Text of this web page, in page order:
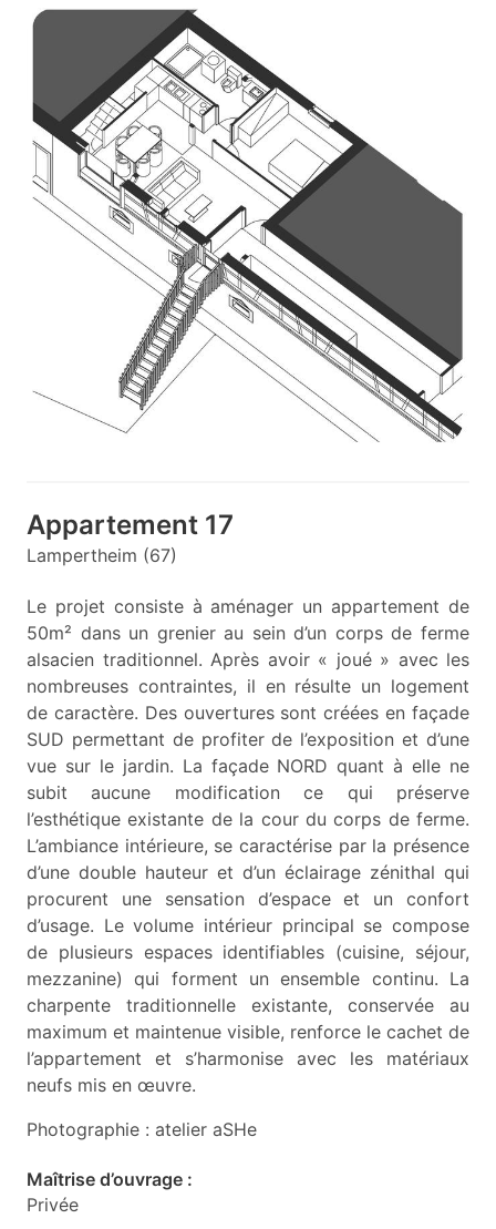
Appartement 17
Lampertheim (67)
Le projet consiste à aménager un appartement de
50m² dans un grenier au sein d’un corps de ferme
alsacien traditionnel. Après avoir « joué » avec les
nombreuses contraintes, il en résulte un logement
de caractère. Des ouvertures sont créées en façade
SUD permettant de profiter de l’exposition et d’une
vue sur le jardin. La façade NORD quant à elle ne
subit aucune modification ce qui préserve
l’esthétique existante de la cour du corps de ferme.
L’ambiance intérieure, se caractérise par la présence
d’une double hauteur et d’un éclairage zénithal qui
procurent une sensation d’espace et un confort
d’usage. Le volume intérieur principal se compose
de plusieurs espaces identifiables (cuisine, séjour,
mezzanine) qui forment un ensemble continu. La
charpente traditionnelle existante, conservée au
maximum et maintenue visible, renforce le cachet de
l’appartement et s’harmonise avec les matériaux
neufs mis en œuvre.
P hotographie : atelier aSHe
Maîtrise d’ouvrage :
Privée